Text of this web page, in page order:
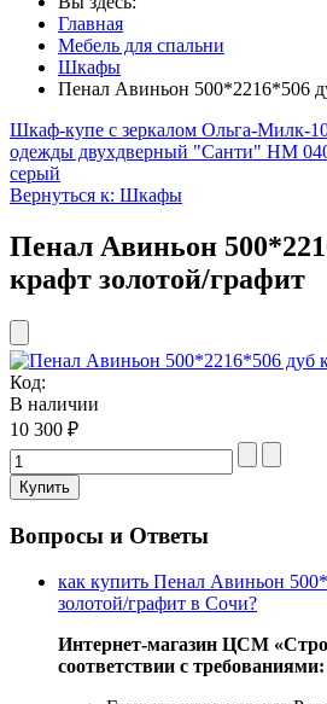
Главная
Мебель для спальни
Шкафы
Пенал Авиньон 500*2216*506
Шкаф-купе с зеркалом Ольга-Милк-
одежды двухдверный "Санти" НМ
серый
Вернуться к: Шкафы
Пенал Авиньон
крафт золотой/графит
Код:
В наличии
10 300 ₽
Вопросы и Ответы
как купить Пенал Авиньон
золотой/графит в Сочи?
Интернет-магазин ЦСМ
соответствии с требованиями: